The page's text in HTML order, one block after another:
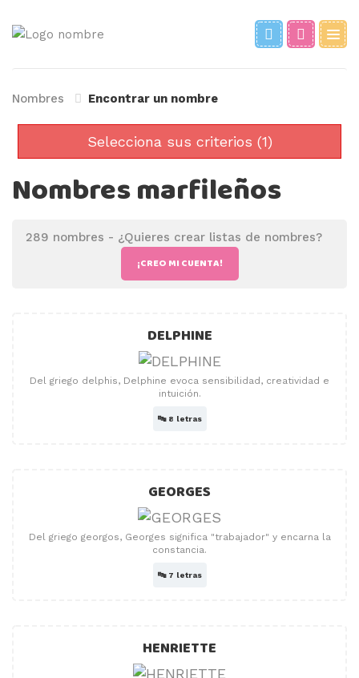
Nombres Encontrar un nombre
Selecciona sus criterios (1)
Nombres marfileños
289 nombres - ¿Quieres crear listas de nombres?
¡CREO MI CUENTA!
DELPHINE
Del griego delphis, Delphine evoca sensibilidad, creatividad e
intuición.
🔤 8 letras
GEORGES
Del griego georgos, Georges significa "trabajador" y encarna la
constancia.
🔤 7 letras
HENRIETTE